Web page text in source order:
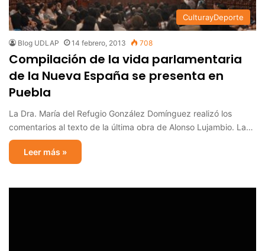
CulturayDeporte
Blog UDLAP 14 febrero, 2013 708
Compilación de la vida parlamentaria
de la Nueva España se presenta en
Puebla
La Dra. María del Refugio González Domínguez realizó los
comentarios al texto de la última obra de Alonso Lujambio. La…
Leer más »